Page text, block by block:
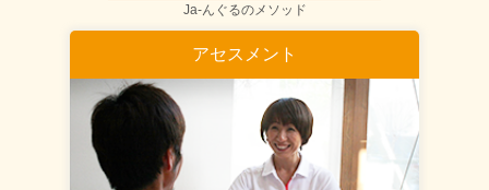
Ja-んぐるのメソッド
アセスメント